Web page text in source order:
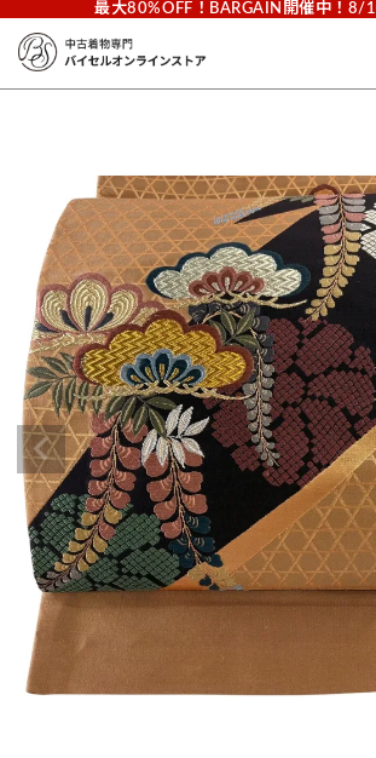
最大80%OFF！BARGAIN開催中！8/